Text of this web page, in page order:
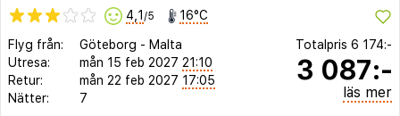
4,1 /5 16°C
Flyg från: Göteborg - Malta
Utresa:
mån 15 feb 2027 21:10
Retur:
mån 22 feb 2027 17:05
Nätter:
7
Totalpris 6 174:-
3 087:-
läs mer